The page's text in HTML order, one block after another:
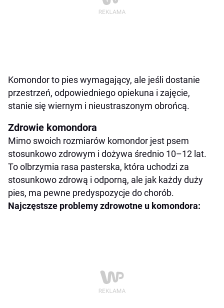
Komondor to pies wymagający, ale jeśli dostanie
przestrzeń, odpowiedniego opiekuna i zajęcie,
stanie się wiernym i nieustraszonym obrońcą.
Zdrowie komondora
Mimo swoich rozmiarów komondor jest psem
stosunkowo zdrowym i dożywa średnio 10–12 lat.
To olbrzymia rasa pasterska, która uchodzi za
stosunkowo zdrową i odporną, ale jak każdy duży
pies, ma pewne predyspozycje do chorób.
Najczęstsze problemy zdrowotne u komondora: